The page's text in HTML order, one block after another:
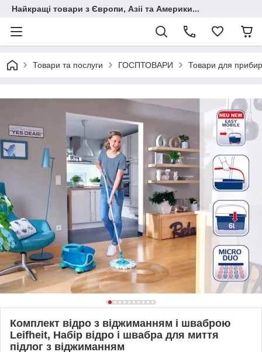
Найкращі товари з Європи, Азіі та Америки...
Товари та послуги ГОСПТОВАРИ Товари для
Комплект відро з віджиманням і шваброю
Leifheit, Набір відро і швабра для миття
підлог з віджиманням